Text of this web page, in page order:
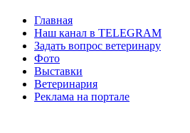
Главная
Наш канал в TELEGRAM
Задать вопрос ветеринару
Фото
Выставки
Ветеринария
Реклама на портале